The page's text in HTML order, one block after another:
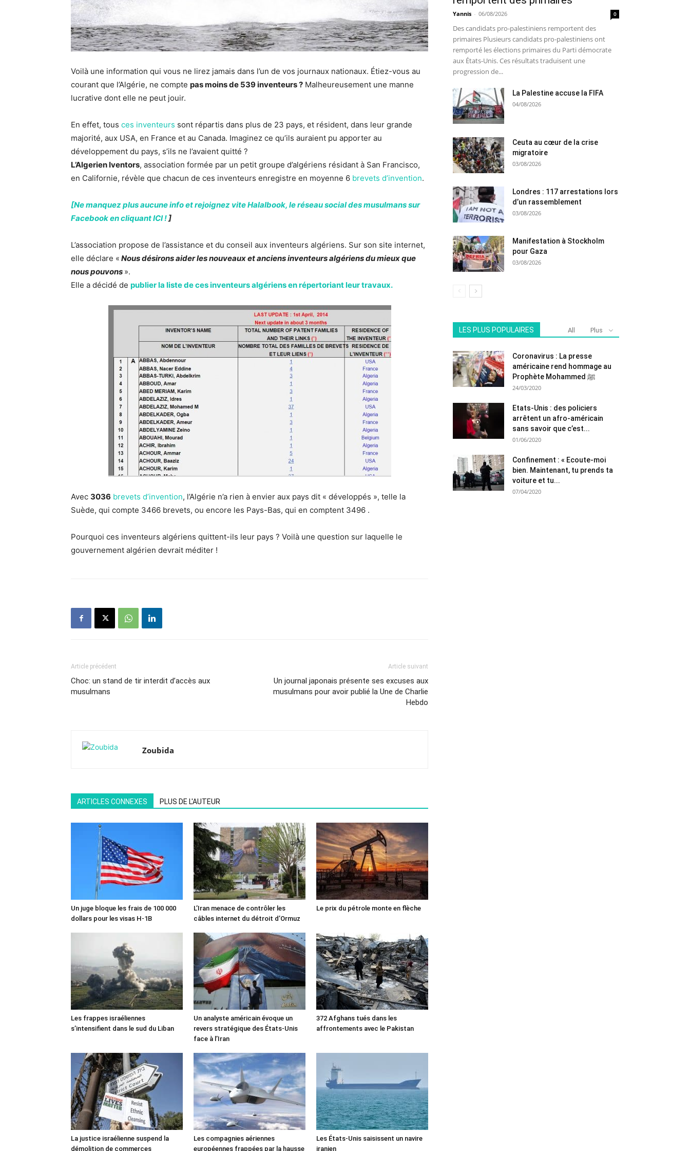
Voilà une information qui vous ne lirez jamais dans l’un de vos journaux nationaux. Étiez-vous au
courant que l’Algérie, ne compte pas moins de 539 inventeurs ? Malheureusement une manne
lucrative dont elle ne peut jouir.
En effet, tous ces inventeurs sont répartis dans plus de 23 pays, et résident, dans leur grande
majorité, aux USA, en France et au Canada. Imaginez ce qu’ils auraient pu apporter au
développement du pays, s’ils ne l’avaient quitté ?
L’Algerien Iventors, association formée par un petit groupe d’algériens résidant à San Francisco,
en Californie, révèle que chacun de ces inventeurs enregistre en moyenne 6 brevets d’invention.
[Ne manquez plus aucune info et rejoignez vite Halalbook, le réseau social des musulmans sur
Facebook en cliquant ICI !]
L’association propose de l’assistance et du conseil aux inventeurs algériens. Sur son site internet,
elle déclare « Nous désirons aider les nouveaux et anciens inventeurs algériens du mieux que
nous pouvons ».
Elle a décidé de publier la liste de ces inventeurs algériens en répertoriant leur travaux.
Avec 3036 brevets d’invention, l’Algérie n’a rien à envier aux pays dit « développés », telle la
Suède, qui compte 3466 brevets, ou encore les Pays-Bas, qui en comptent 3496 .
Pourquoi ces inventeurs algériens quittent-ils leur pays ? Voilà une question sur laquelle le
gouvernement algérien devrait méditer !
Article précédent
Choc: un stand de tir interdit d’accès aux
musulmans
Article suivant
Un journal japonais présente ses excuses aux
musulmans pour avoir publié la Une de Charlie
Hebdo
Zoubida
ARTICLES CONNEXES PLUS DE L'AUTEUR
Un juge bloque les frais de 100 000
dollars pour les visas H-1B
L’Iran menace de contrôler les
câbles internet du détroit d’Ormuz
Le prix du pétrole monte en flèche
Les frappes israéliennes
s’intensifient dans le sud du Liban
Un analyste américain évoque un
revers stratégique des États-Unis
face à l’Iran
372 Afghans tués dans les
affrontements avec le Pakistan
La justice israélienne suspend la
démolition de commerces
Les compagnies aériennes
européennes frappées par la hausse
Les États-Unis saisissent un navire
iranien
Yannis - 06/08/2026 0
Des candidats pro-palestiniens remportent des
primaires Plusieurs candidats pro-palestiniens ont
remporté les élections primaires du Parti démocrate
aux États-Unis. Ces résultats traduisent une
progression de...
La Palestine accuse la FIFA
04/08/2026
Ceuta au cœur de la crise
migratoire
03/08/2026
Londres : 117 arrestations lors
d’un rassemblement
03/08/2026
Manifestation à Stockholm
pour Gaza
03/08/2026
LES PLUS POPULAIRES All Plus
Coronavirus : La presse
américaine rend hommage au
Prophète Mohammed ﷺ
24/03/2020
Etats-Unis : des policiers
arrêtent un afro-américain
sans savoir que c’est...
01/06/2020
Confinement : « Ecoute-moi
bien. Maintenant, tu prends ta
voiture et tu...
07/04/2020